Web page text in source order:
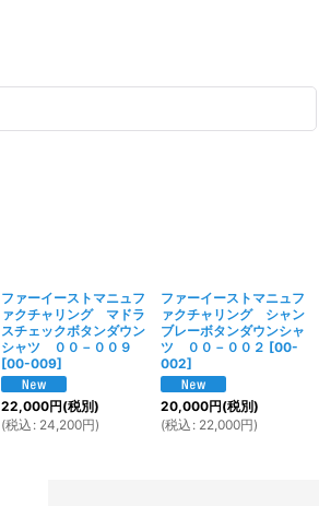
ファーイーストマニュフ
ァクチャリング マドラ
スチェックボタンダウン
シャツ ００－００９
[00-009]
22,000円(税別)
(税込 : 24,200円)
ファーイーストマニュフ
ァクチャリング シャン
ブレーボタンダウンシャ
ツ ００－００２ [00-
002]
20,000円(税別)
(税込 : 22,000円)